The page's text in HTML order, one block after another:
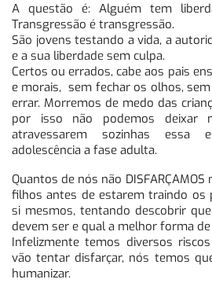
A questão é: Alguém tem
Transgressão é transgressão.
São jovens testando a vida, a
e a sua liberdade sem culpa.
Certos ou errados, cabe aos pais
e morais, sem fechar os olhos,
errar. Morremos de medo das
por isso não podemos deixar
atravessarem sozinhas
adolescência a fase adulta.
Quantos de nós não
filhos antes de estarem traindo os
si mesmos, tentando descobrir
devem ser e qual a melhor forma de
Infelizmente temos diversos
vão tentar disfarçar, nós temos
humanizar.